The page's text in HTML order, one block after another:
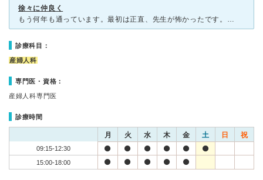
徐々に仲良く
もう何年も通っています。最初は正直、先生が怖かったです。ハッキリ物を言わないと怒られたりしていました。ですので、合わない方は合わないと思ってしまうかもしれません… ですが、日に日に先生の雰囲気が柔ら
診療科目：
産婦人科
専門医・資格：
産婦人科専門医
診療時間
月 火 水 木 金 土 日 祝
09:15-12:30
15:00-18:00